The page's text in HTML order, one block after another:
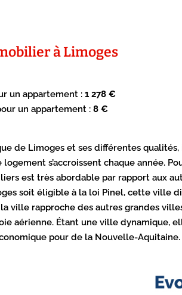
à Limoges
un appartement : 1 278 €
un appartement : 8 €
de Limoges et ses différentes
s’accroissent chaque année.
est très abordable par rapport aux
soit éligible à la loi Pinel, cette ville
ville rapproche des autres grandes
aérienne. Étant une ville dynamique,
pour de la Nouvelle-Aquitaine.